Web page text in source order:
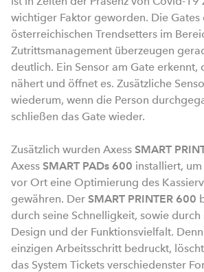
wichtiger Faktor geworden. Die Gates
österreichischen Trendsetters im
Zutrittsmanagement überzeugen
deutlich. Ein Sensor am Gate erkennt,
nähert und öffnet es. Zusätzliche
wiederum, wenn die Person
schließen das Gate wieder.
Zusätzlich wurden Axess SMART
Axess SMART PADs 600 installiert,
vor Ort eine Optimierung des
gewähren. Der SMART PRINTER 600
durch seine Schnelligkeit, sowie durch
Design und der Funktionsvielfalt.
einzigen Arbeitsschritt bedruckt,
das System Tickets verschiedenster